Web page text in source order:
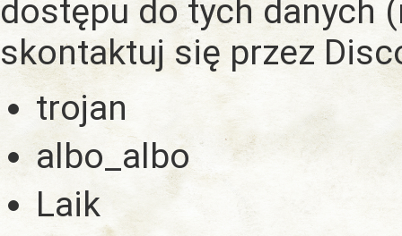
dostępu do tych danych
skontaktuj się przez
trojan
albo_albo
Laik